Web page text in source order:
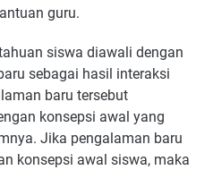
guru.
siswa diawali dengan
sebagai hasil interaksi
baru tersebut
konsepsi awal yang
Jika pengalaman baru
konsepsi awal siswa, maka